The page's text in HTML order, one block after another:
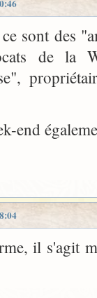
sont des
de la
end
il s'agit